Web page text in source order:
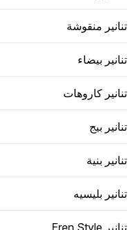
تنانير منقوشة
تنانير بيضاء
تنانير كاروهات
تنانير بيج
تنانير بنية
تنانير بليسيه
تنانير Eren Style